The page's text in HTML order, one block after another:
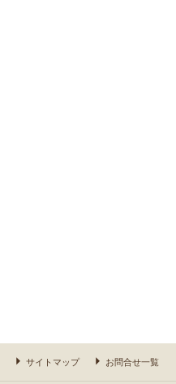
サイトマップ お問合せ一覧